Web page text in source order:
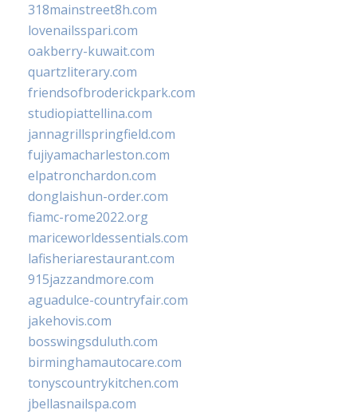
318mainstreet8h.com
lovenailsspari.com
oakberry-kuwait.com
quartzliterary.com
friendsofbroderickpark.com
studiopiattellina.com
jannagrillspringfield.com
fujiyamacharleston.com
elpatronchardon.com
donglaishun-order.com
fiamc-rome2022.org
mariceworldessentials.com
lafisheriarestaurant.com
915jazzandmore.com
aguadulce-countryfair.com
jakehovis.com
bosswingsduluth.com
birminghamautocare.com
tonyscountrykitchen.com
jbellasnailspa.com